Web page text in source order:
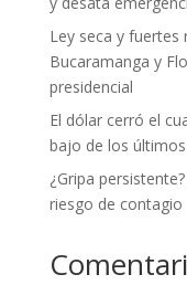
Ley seca y fuertes
Bucaramanga y
presidencial
El dólar cerró el
bajo de los
¿Gripa
riesgo de contagio